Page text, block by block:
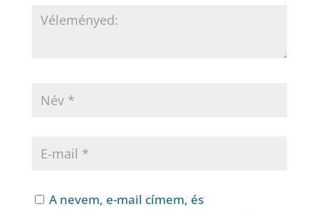
A nevem, e-mail címem, és